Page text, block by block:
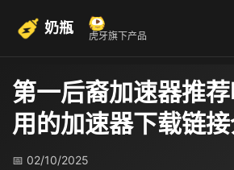
奶瓶 虎牙旗下产品
第一后裔加速器推
用的加速器下载链
📅 02/10/2025